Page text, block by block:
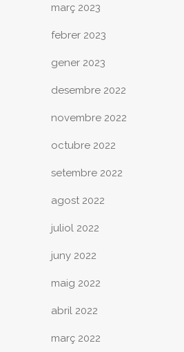
març 2023
febrer 2023
gener 2023
desembre 2022
novembre 2022
octubre 2022
setembre 2022
agost 2022
juliol 2022
juny 2022
maig 2022
abril 2022
març 2022